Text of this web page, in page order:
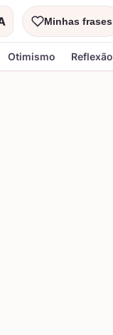
do texto
Minhas frases
Otimismo Reflexão